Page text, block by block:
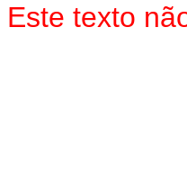
Este texto